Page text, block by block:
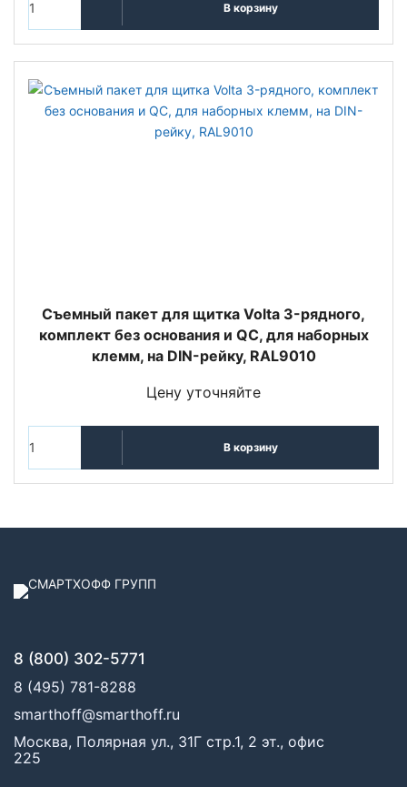
В корзину
Съемный пакет для щитка Volta 3-рядного,
комплект без основания и QC, для наборных
клемм, на DIN-рейку, RAL9010
Цену уточняйте
В корзину
8 (800) 302-5771
8 (495) 781-8288
smarthoff@smarthoff.ru
Москва, Полярная ул., 31Г стр.1, 2 эт., офис
225